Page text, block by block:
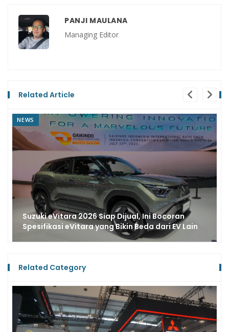
PANJI MAULANA
Managing Editor
Related Article
NEWS
Aksesori Suzuki Fronx Mejeng di GIIAS 2025, Tak
Sekadar Pelengkap Tapi Layak Dikoleksi
Related Category